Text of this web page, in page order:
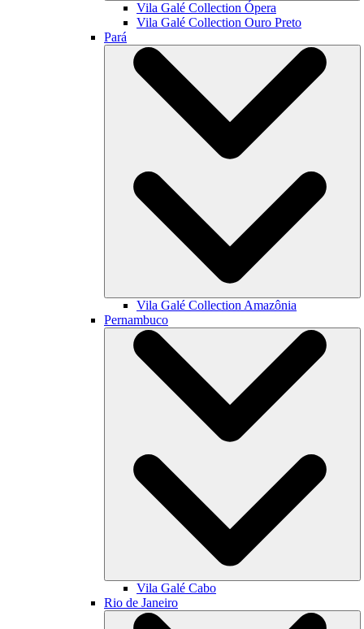
Vila Galé Collection Ópera
Vila Galé Collection Ouro Preto
Pará
Vila Galé Collection Amazônia
Pernambuco
Vila Galé Cabo
Rio de Janeiro